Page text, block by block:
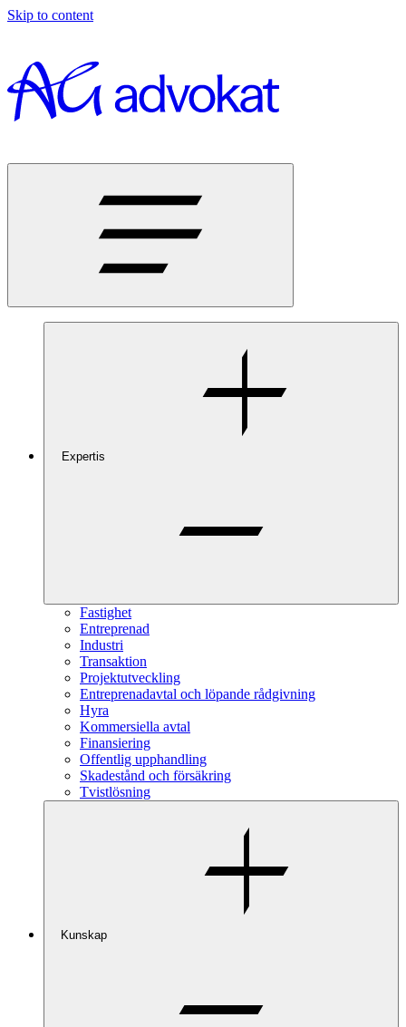
Skip to content
Expertis
Fastighet
Entreprenad
Industri
Transaktion
Projektutveckling
Entreprenadavtal och löpande rådgivning
Hyra
Kommersiella avtal
Finansiering
Offentlig upphandling
Skadestånd och försäkring
Tvistlösning
Kunskap